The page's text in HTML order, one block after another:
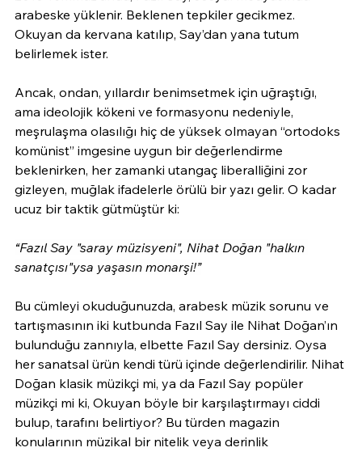
arabeske yüklenir. Beklenen tepkiler gecikmez.
Okuyan da kervana katılıp, Say’dan yana tutum
belirlemek ister.
Ancak, ondan, yıllardır benimsetmek için uğraştığı,
ama ideolojik kökeni ve formasyonu nedeniyle,
meşrulaşma olasılığı hiç de yüksek olmayan “ortodoks
komünist” imgesine uygun bir değerlendirme
beklenirken, her zamanki utangaç liberalliğini zor
gizleyen, muğlak ifadelerle örülü bir yazı gelir. O kadar
ucuz bir taktik gütmüştür ki:
“Fazıl Say "saray müzisyeni", Nihat Doğan "halkın
sanatçısı"ysa yaşasın monarşi!”
Bu cümleyi okuduğunuzda, arabesk müzik sorunu ve
tartışmasının iki kutbunda Fazıl Say ile Nihat Doğan’ın
bulunduğu zannıyla, elbette Fazıl Say dersiniz. Oysa
her sanatsal ürün kendi türü içinde değerlendirilir. Nihat
Doğan klasik müzikçi mi, ya da Fazıl Say popüler
müzikçi mi ki, Okuyan böyle bir karşılaştırmayı ciddi
bulup, tarafını belirtiyor? Bu türden magazin
konularının müzikal bir nitelik veya derinlik